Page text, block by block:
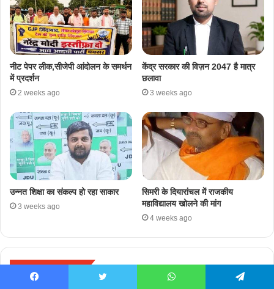
नीट पेपर लीक,सीजेपी आंदोलन के समर्थन
में प्रदर्शन
2 weeks ago
केंद्र सरकार की विज़न 2047 है मात्र
छलावा
3 weeks ago
उन्नत शिक्षा का संकल्प हो रहा साकार
3 weeks ago
सिमरी के दियारांचल में राजकीय
महाविद्यालय खोलने की मांग
4 weeks ago